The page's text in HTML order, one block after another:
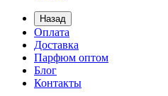
Назад
Оплата
Доставка
Парфюм оптом
Блог
Контакты